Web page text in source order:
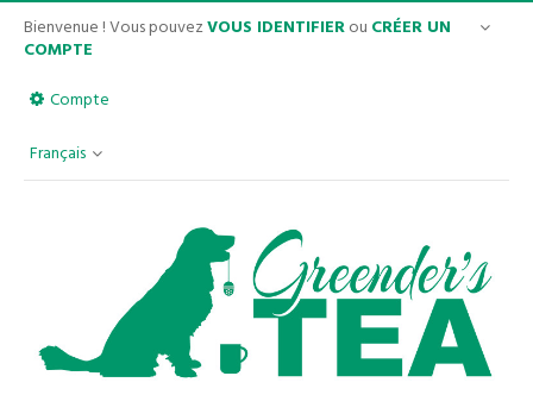
Bienvenue ! Vous pouvezVOUS IDENTIFIERou CRÉER UN
COMPTE
Compte
Français